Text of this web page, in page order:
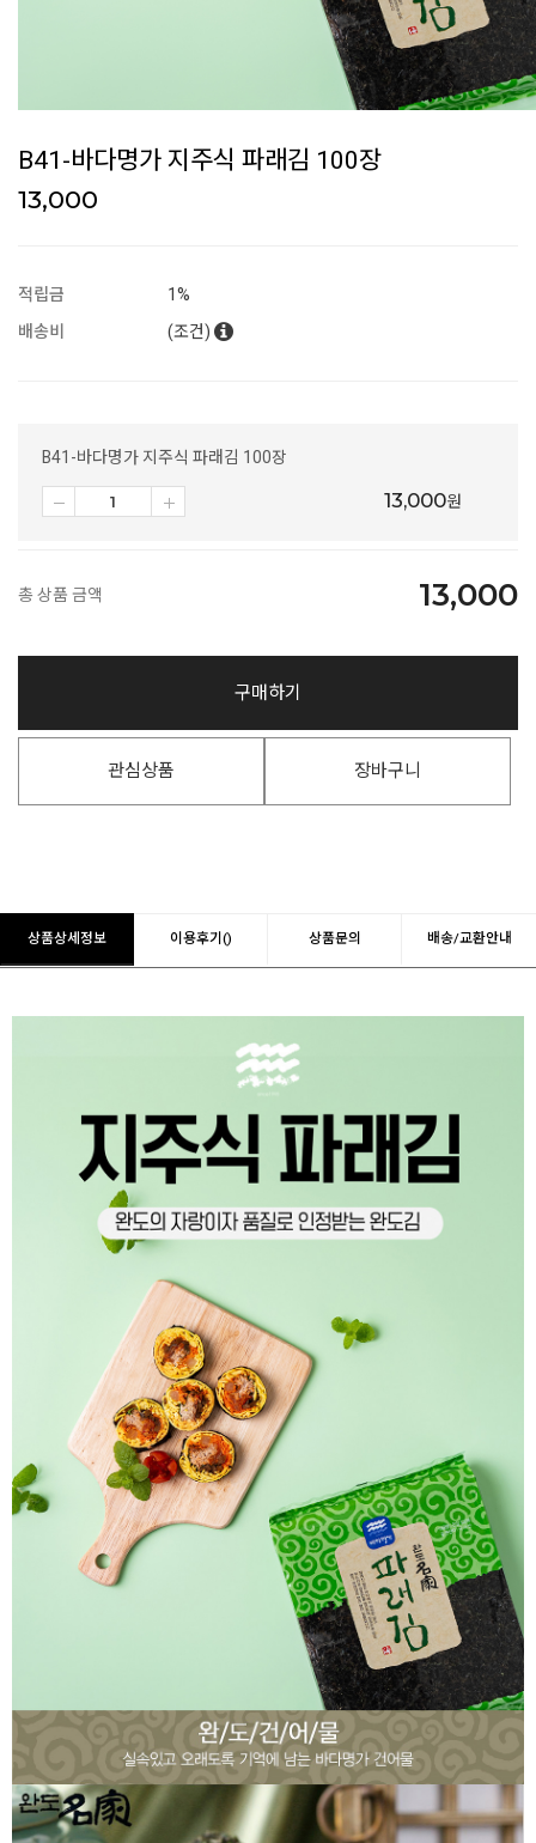
B41-바다명가 지주식 파래김 100장
13,000
적립금
1%
배송비
(조건)
B41-바다명가 지주식 파래김 100장
13,000원
총 상품 금액 13,000
구매하기
관심상품 장바구니
상품상세정보 이용후기() 상품문의 배송/교환안내